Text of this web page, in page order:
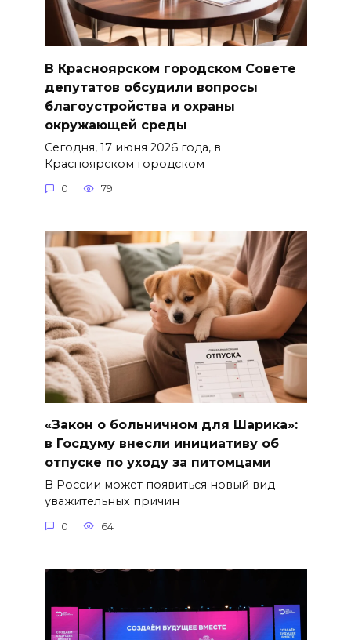
В Красноярском городском Совете
депутатов обсудили вопросы
благоустройства и охраны
окружающей среды
Сегодня, 17 июня 2026 года, в
Красноярском городском
0 79
«Закон о больничном для Шарика»:
в Госдуму внесли инициативу об
отпуске по уходу за питомцами
В России может появиться новый вид
уважительных причин
0 64